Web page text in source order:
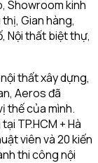
Showroom kinh
Gian hàng,
Nội thất biệt thự,
thất xây dựng,
Aeros đã
thế của mình.
TP.HCM + Hà
viên và 20 kiến
thi công nội